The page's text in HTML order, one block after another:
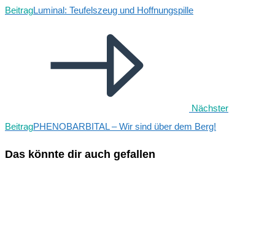
BeitragLuminal: Teufelszeug und Hoffnungspille
Nächster
BeitragPHENOBARBITAL – Wir sind über dem Berg!
Das könnte dir auch gefallen